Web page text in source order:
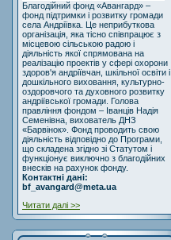
Благодійний фонд «Авангард» –
фонд підтримки і розвитку громади
села Андріївка. Це неприбуткова
організація, яка тісно співпрацює з
місцевою сільською радою і
діяльність якої спрямована на
реалізацію проектів у сфері охорони
здоров'я андріївчан, шкільної освіти і
дошкільного виховання, культурно-
оздоровчого та духовного розвитку
андріївської громади. Голова
правління фондом – Іванців Надія
Семенівна, вихователь ДНЗ
«Барвінок». Фонд проводить свою
діяльність відповідно до Програми,
що складена згідно зі Статутом і
функціонує виключно з благодійних
внесків на рахунок фонду.
Контактні дані:
bf_avangard@meta.ua
Читати далі >>